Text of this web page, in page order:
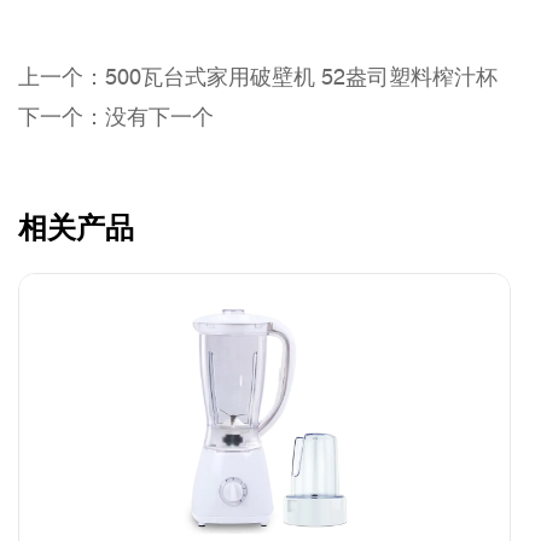
上一个：500瓦台式家用破壁机 52盎司塑料榨汁杯
下一个：没有下一个
相关产品